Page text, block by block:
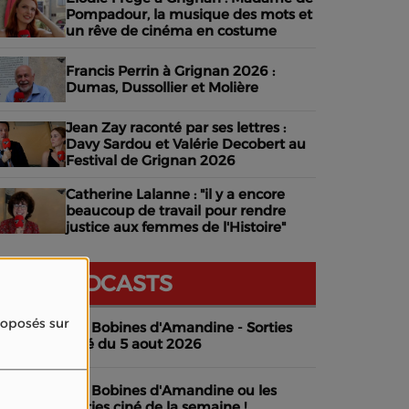
sur
Pompadour, la musique des mots et
un rêve de cinéma en costume
Francis Perrin à Grignan 2026 :
Dumas, Dussollier et Molière
Jean Zay raconté par ses lettres :
Davy Sardou et Valérie Decobert au
Festival de Grignan 2026
Catherine Lalanne : "il y a encore
beaucoup de travail pour rendre
justice aux femmes de l'Histoire"
NOS PODCASTS
Les Bobines d'Amandine - Sorties
ciné du 5 aout 2026
Les Bobines d'Amandine ou les